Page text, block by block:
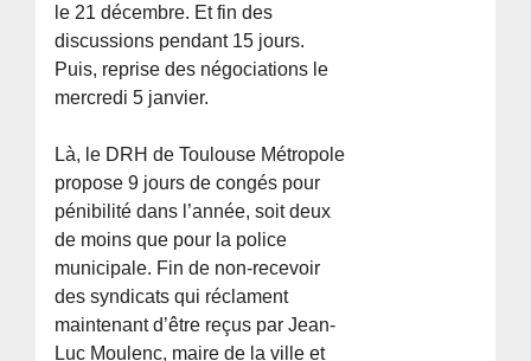
le 21 décembre. Et fin des
discussions pendant 15 jours.
Puis, reprise des négociations le
mercredi 5 janvier.
Là, le DRH de Toulouse Métropole
propose 9 jours de congés pour
pénibilité dans l’année, soit deux
de moins que pour la police
municipale. Fin de non-recevoir
des syndicats qui réclament
maintenant d’être reçus par Jean-
Luc Moulenc, maire de la ville et